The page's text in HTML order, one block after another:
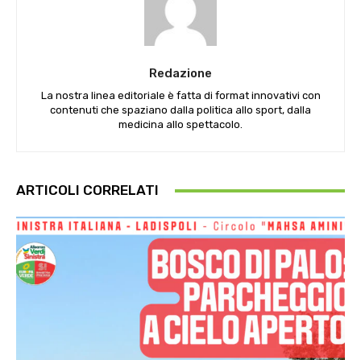
Redazione
La nostra linea editoriale è fatta di format innovativi con
contenuti che spaziano dalla politica allo sport, dalla
medicina allo spettacolo.
ARTICOLI CORRELATI